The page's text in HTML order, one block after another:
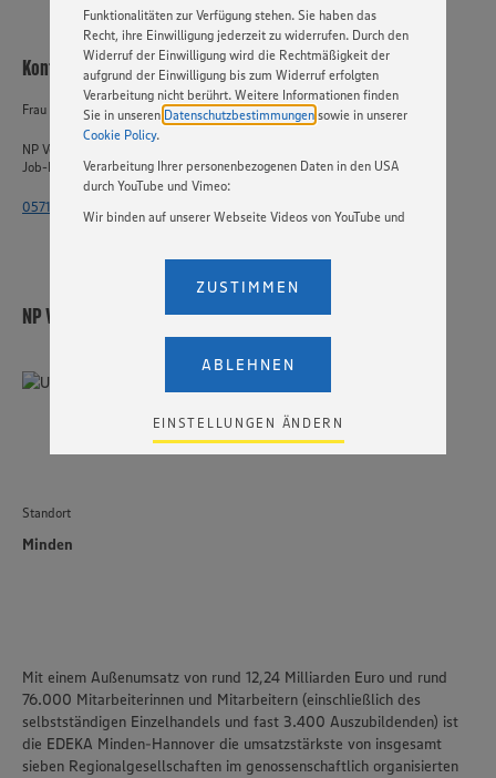
Funktionalitäten zur Verfügung stehen. Sie haben das
Recht, ihre Einwilligung jederzeit zu widerrufen. Durch den
Widerruf der Einwilligung wird die Rechtmäßigkeit der
aufgrund der Einwilligung bis zum Widerruf erfolgten
Verarbeitung nicht berührt. Weitere Informationen finden
Sie in unseren Datenschutzbestimmungen sowie in unserer
Cookie Policy.
Verarbeitung Ihrer personenbezogenen Daten in den USA
durch YouTube und Vimeo:
Wir binden auf unserer Webseite Videos von YouTube und
Einstellungen bezüglich YouTube und Vimeo zu ändern,
ein, dass Ihre Daten (IP-Adresse, Zeitstempel, ggf.
Nutzerverhalten auf unserer Webseite) an die Anbieter der
Dienste YouTube und Vimeo in den USA übermittelt und
dort verarbeitet werden. Der EuGH sieht die USA als Land
angemessenen Datenschutzniveau an. Es besteht das
Risiko eines Zugriffs durch US-amerikanische Behörden.
Zudem wissen wir nicht genau, wie die Anbieter der
genannten Dienste Ihre Daten verarbeiten. Weitere
EINSTELLUNGEN ÄNDERN
ABLEHNEN
ZUSTIMMEN
Kontakt
Frau Wolfgang
NP Vertriebsschiene - EDEKA-Markt Minden-Hannover GmbH
Job-ID: 63278
0571 - 802 7052
NP Vertriebsschiene - EDEKA-Markt Minden-Hannover GmbH
Standort
Minden
Mit einem Außenumsatz von rund 12,24 Milliarden Euro und rund
76.000 Mitarbeiterinnen und Mitarbeitern (einschließlich des
selbstständigen Einzelhandels und fast 3.400 Auszubildenden) ist
die EDEKA Minden-Hannover die umsatzstärkste von insgesamt
sieben Regionalgesellschaften im genossenschaftlich organisierten